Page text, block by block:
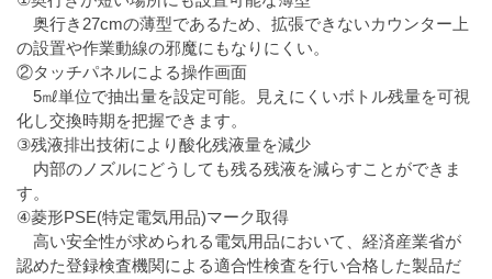
奥行き27cmの薄型であるため、拡張できないカウンター上
の設置や作業動線の邪魔にもなりにくい。
②タッチパネルによる操作画面
5㎖単位で抽出量を設定可能。見えにくいボトル残量を可視
化し交換時期を把握できます。
③残液排出技術により酸化残液量を減少
内部のノズルにどうしても残る残液を減らすことができま
す。
④菱形PSE(特定電気用品)マーク取得
高い安全性が求められる電気用品において、経済産業省が
認めた登録検査機関による適合性検査を行い合格した製品だ